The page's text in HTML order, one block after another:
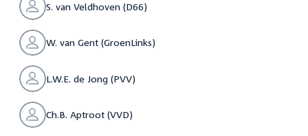
S. van Veldhoven (D66)
W. van Gent (GroenLinks)
L.W.E. de Jong (PVV)
Ch.B. Aptroot (VVD)